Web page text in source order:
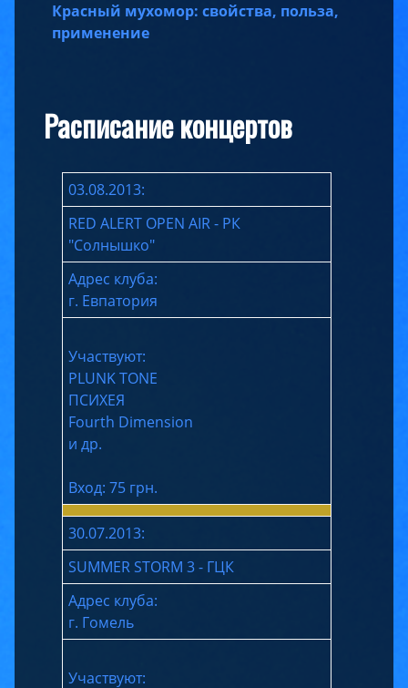
Красный мухомор: свойства, польза,
применение
Расписание концертов
03.08.2013:
RED ALERT OPEN AIR - РК
"Солнышко"
Адрес клуба:
г. Евпатория
Участвуют:
PLUNK TONE
ПСИХЕЯ
Fourth Dimension
и др.
Вход: 75 грн.
30.07.2013:
SUMMER STORM 3 - ГЦК
Адрес клуба:
г. Гомель
Участвуют: